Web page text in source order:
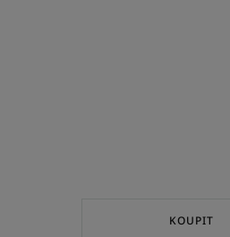
KOUPIT